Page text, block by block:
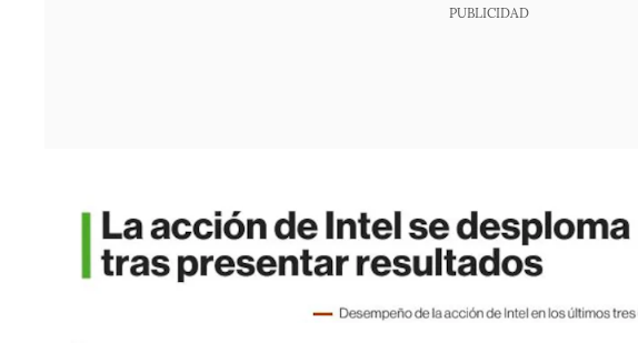
PUBLICIDAD